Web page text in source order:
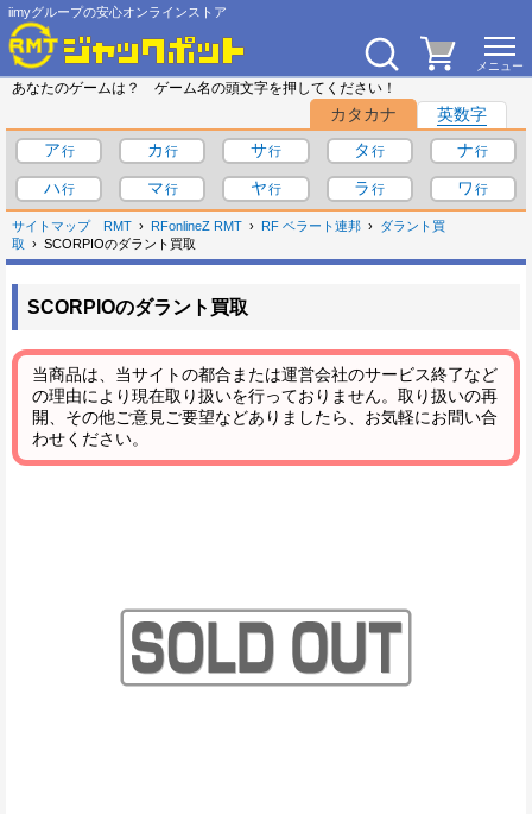
iimyグループの安心オンラインストア
あなたのゲームは？ ゲーム名の頭文字を押してください！
カタカナ
英数字
ア
カ サ タ
ナ
ハ
マ ヤ ラ ワ
サイトマップ RMT RFonlineZ RMT RF ベラート連邦
ダラント買
取
SCORPIOのダラント買取
SCORPIOのダラント買取
当商品は、当サイトの都合または運営会社のサービス終了など
の理由により現在取り扱いを行っておりません。取り扱いの再
開、その他ご意見ご要望などありましたら、お気軽にお問い合
わせください。